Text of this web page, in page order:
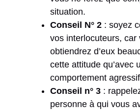
situation.
Conseil N° 2 : soyez
vos interlocuteurs, car
obtiendrez d’eux
cette attitude qu’avec
comportement
Conseil n° 3 :
personne à qui vous